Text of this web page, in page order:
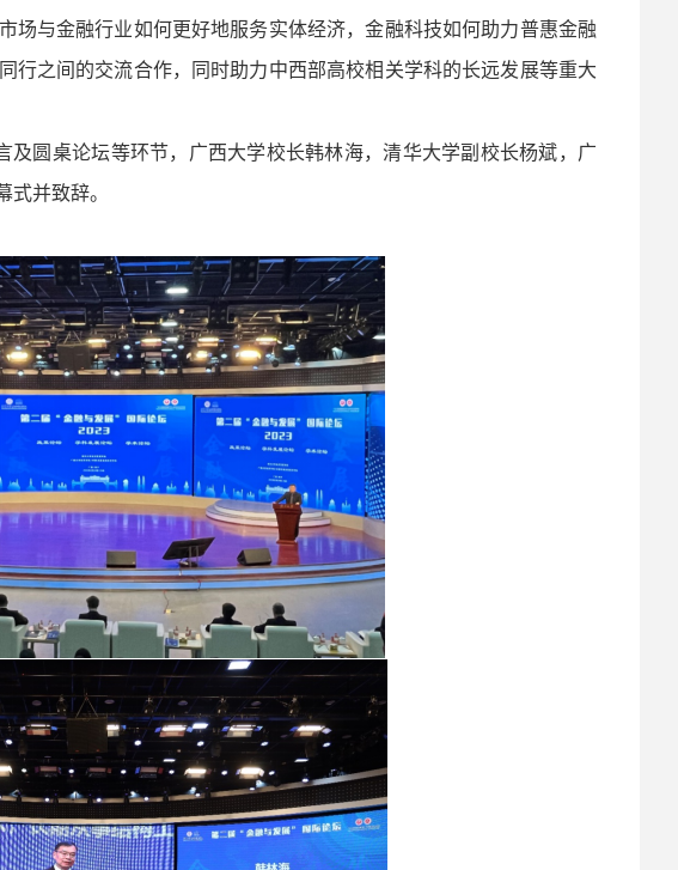
场与金融行业如何更好地服务实体经济，金融科技如何助力普惠金融
行之间的交流合作，同时助力中西部高校相关学科的长远发展等重大
及圆桌论坛等环节，广西大学校长韩林海，清华大学副校长杨斌，广
并致辞。